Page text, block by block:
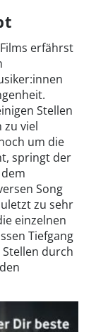
erfährst
Stellen
zu viel
um die
springt der
Song
zu sehr
einzelnen
Tiefgang
durch